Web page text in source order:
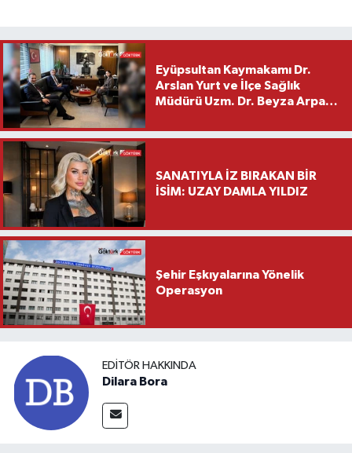
Eyüpsultan Kaymakamı Dr.
Arslan Yurt ve İlçe Sağlık
Müdürü Uzm. Dr. Beyza Arpacı
Ziyareti
SANATIYLA İZ BIRAKAN BİR
İSİM: UZAY DAMLA YILDIZ
Şehir Eşkıyalarına Yönelik
Operasyon
EDITÖR HAKKINDA
Dilara Bora